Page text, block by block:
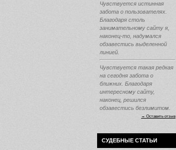
Чувствуется истинная
забота о пользователях.
Благодаря столь
занимательному сайту я,
наконец-то, надумался
обзавестись выделенной
линией.
Чувствуется такая редкая
на сегодня забота о
ближних. Благодаря
интересному сайту,
наконец, решился
обзавестись безлимитом.
→ Оставить отзыв
СУДЕБНЫЕ СТАТЬИ